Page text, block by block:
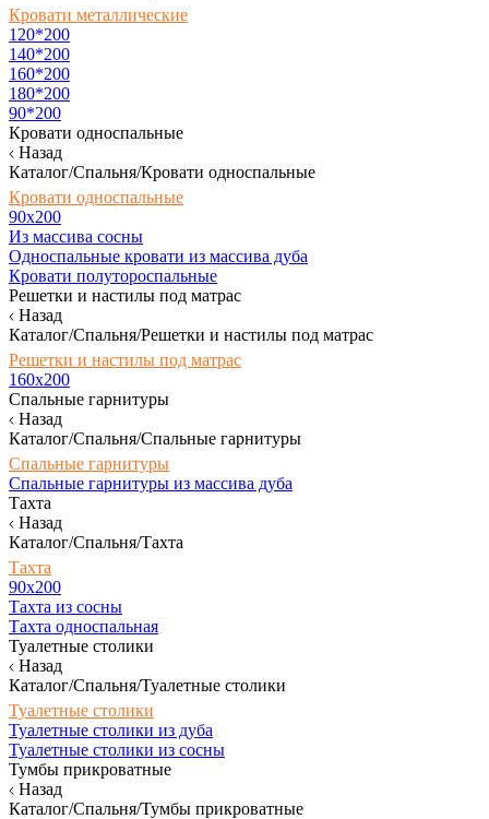
Кровати металлические
120*200
140*200
160*200
180*200
90*200
Кровати односпальные
Назад
Каталог/Спальня/Кровати односпальные
Кровати односпальные
90х200
Из массива сосны
Односпальные кровати из массива дуба
Кровати полутороспальные
Решетки и настилы под матрас
Назад
Каталог/Спальня/Решетки и настилы под матрас
Решетки и настилы под матрас
160х200
Спальные гарнитуры
Назад
Каталог/Спальня/Спальные гарнитуры
Спальные гарнитуры
Спальные гарнитуры из массива дуба
Тахта
Назад
Каталог/Спальня/Тахта
Тахта
90х200
Тахта из сосны
Тахта односпальная
Туалетные столики
Назад
Каталог/Спальня/Туалетные столики
Туалетные столики
Туалетные столики из дуба
Туалетные столики из сосны
Тумбы прикроватные
Назад
Каталог/Спальня/Тумбы прикроватные